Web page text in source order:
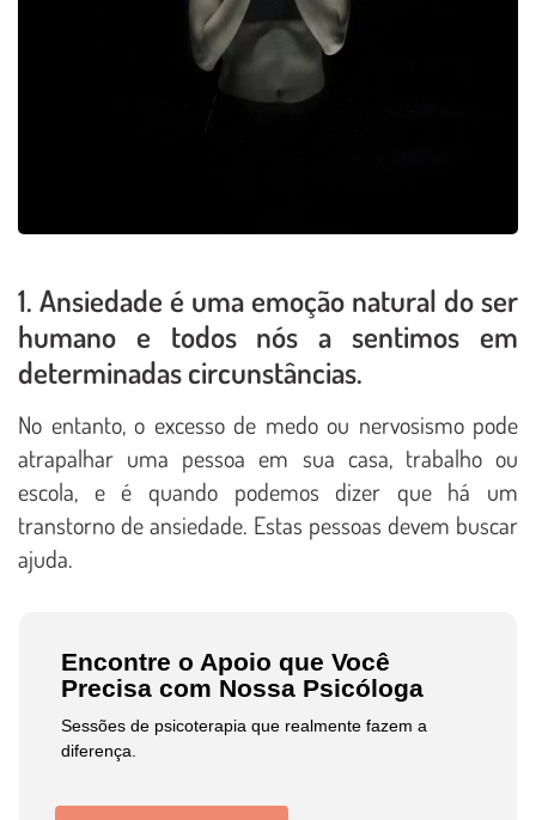
1. Ansiedade é uma emoção natural do ser
humano e todos nós a sentimos em
determinadas circunstâncias.
No entanto, o excesso de medo ou nervosismo pode
atrapalhar uma pessoa em sua casa, trabalho ou
escola, e é quando podemos dizer que há um
transtorno de ansiedade. Estas pessoas devem buscar
ajuda.
Encontre o Apoio que Você
Precisa com Nossa Psicóloga
Sessões de psicoterapia que realmente fazem a
diferença.